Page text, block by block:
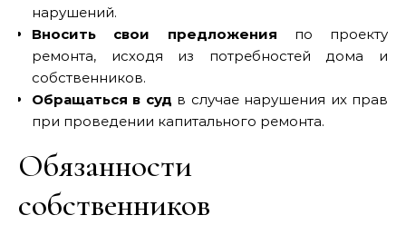
нарушений.
Вносить свои предложения по проекту
ремонта, исходя из потребностей дома и
собственников.
Обращаться в суд в случае нарушения их прав
при проведении капитального ремонта.
Обязанности
собственников